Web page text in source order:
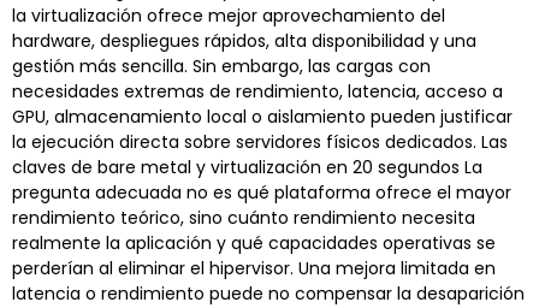
la virtualización ofrece mejor aprovechamiento del
hardware, despliegues rápidos, alta disponibilidad y una
gestión más sencilla. Sin embargo, las cargas con
necesidades extremas de rendimiento, latencia, acceso a
GPU, almacenamiento local o aislamiento pueden justificar
la ejecución directa sobre servidores físicos dedicados. Las
claves de bare metal y virtualización en 20 segundos La
pregunta adecuada no es qué plataforma ofrece el mayor
rendimiento teórico, sino cuánto rendimiento necesita
realmente la aplicación y qué capacidades operativas se
perderían al eliminar el hipervisor. Una mejora limitada en
latencia o rendimiento puede no compensar la desaparición